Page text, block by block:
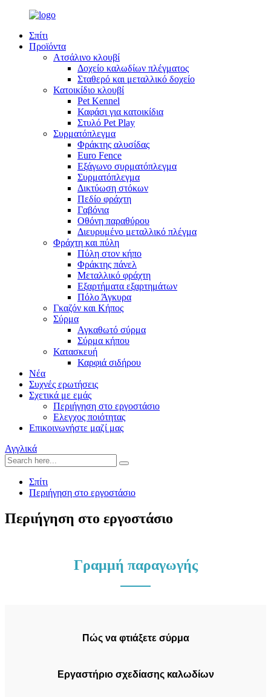
Σπίτι
Προϊόντα
Ατσάλινο κλουβί
Δοχείο καλωδίων πλέγματος
Σταθερό και μεταλλικό δοχείο
Κατοικίδιο κλουβί
Pet Kennel
Καφάσι για κατοικίδια
Στυλό Pet Play
Συρματόπλεγμα
Φράκτης αλυσίδας
Euro Fence
Εξάγωνο συρματόπλεγμα
Συρματόπλεγμα
Δικτύωση στόκων
Πεδίο φράχτη
Γαβόνια
Οθόνη παραθύρου
Διευρυμένο μεταλλικό πλέγμα
Φράχτη και πύλη
Πύλη στον κήπο
Φράκτης πάνελ
Μεταλλικό φράχτη
Εξαρτήματα εξαρτημάτων
Πόλο Άγκυρα
Γκαζόν και Κήπος
Σύρμα
Αγκαθωτό σύρμα
Σύρμα κήπου
Κατασκευή
Καρφιά σιδήρου
Νέα
Συχνές ερωτήσεις
Σχετικά με εμάς
Περιήγηση στο εργοστάσιο
Ελεγχος ποιότητας
Επικοινωνήστε μαζί μας
Αγγλικά
Σπίτι
Περιήγηση στο εργοστάσιο
Περιήγηση στο εργοστάσιο
Γραμμή παραγωγής
Πώς να φτιάξετε σύρμα
Εργαστήριο σχεδίασης καλωδίων